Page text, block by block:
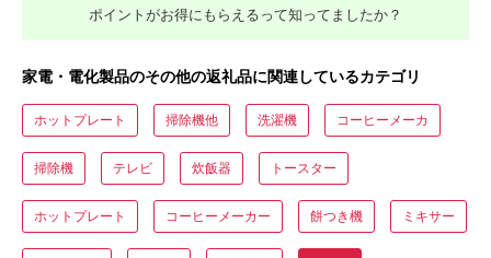
ポイントがお得にもらえるって知ってましたか？
家電・電化製品のその他の返礼品に関連しているカテゴリ
ホットプレート 掃除機他 洗濯機 コーヒーメーカ
掃除機 テレビ 炊飯器 トースター
ホットプレート コーヒーメーカー 餅つき機 ミキサー